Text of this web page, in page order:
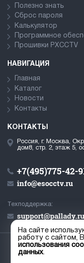
Полезно знать
Сброс пароля
Калькулятор
Программное
Прошивки PXCCTV
НАВИГАЦИЯ
Главная
Каталог
Новости
Контакты
КОНТАКТЫ
Россия, г. Москва,
дом8, стр. 2, этаж 5,
+7(495)775-42-
info@esocctv.ru
Техподдержка:
support@pallady.ru
На сайте
работу с сайтом,
использования
данных.